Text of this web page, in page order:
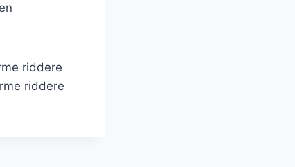
riddere
riddere